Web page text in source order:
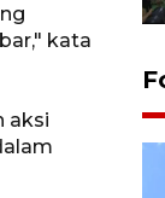
kata
aksi